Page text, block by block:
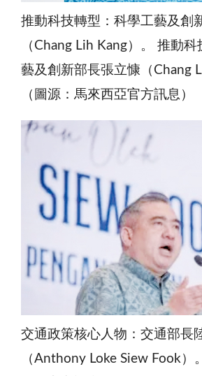
推動科技轉型：科學工藝及創
（Chang Lih Kang）。 推動
藝及創新部長張立慷（Chang
（圖源：馬來西亞官方訊息）
交通政策核心人物：交通部長
（Anthony Loke Siew Fook）